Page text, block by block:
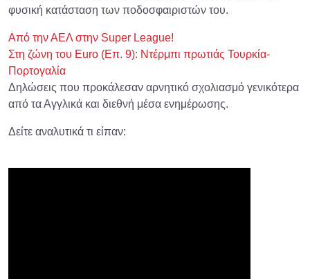
φυσική κατάσταση των ποδοσφαιριστών του.
Από την ΑΕΛ στην Super League!
Στη ζώνη του Euro (Επ. 9): Ντέρμπι πρωτιάς Τουρκία-
Πορτογαλία
Δηλώσεις που προκάλεσαν αρνητικό σχολιασμό γενικότερα
από τα Αγγλικά και διεθνή μέσα ενημέρωσης.
Δείτε αναλυτικά τι είπαν: